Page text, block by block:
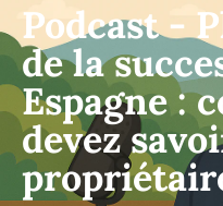
Podcast -
de la
Espagne :
devez